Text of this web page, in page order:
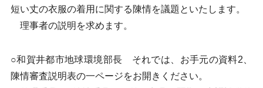
短い丈の衣服の着用に関する陳情を議題といたします。
理事者の説明を求めます。
○和賀井都市地球環境部長 それでは、お手元の資料2、
陳情審査説明表の一ページをお開きください。